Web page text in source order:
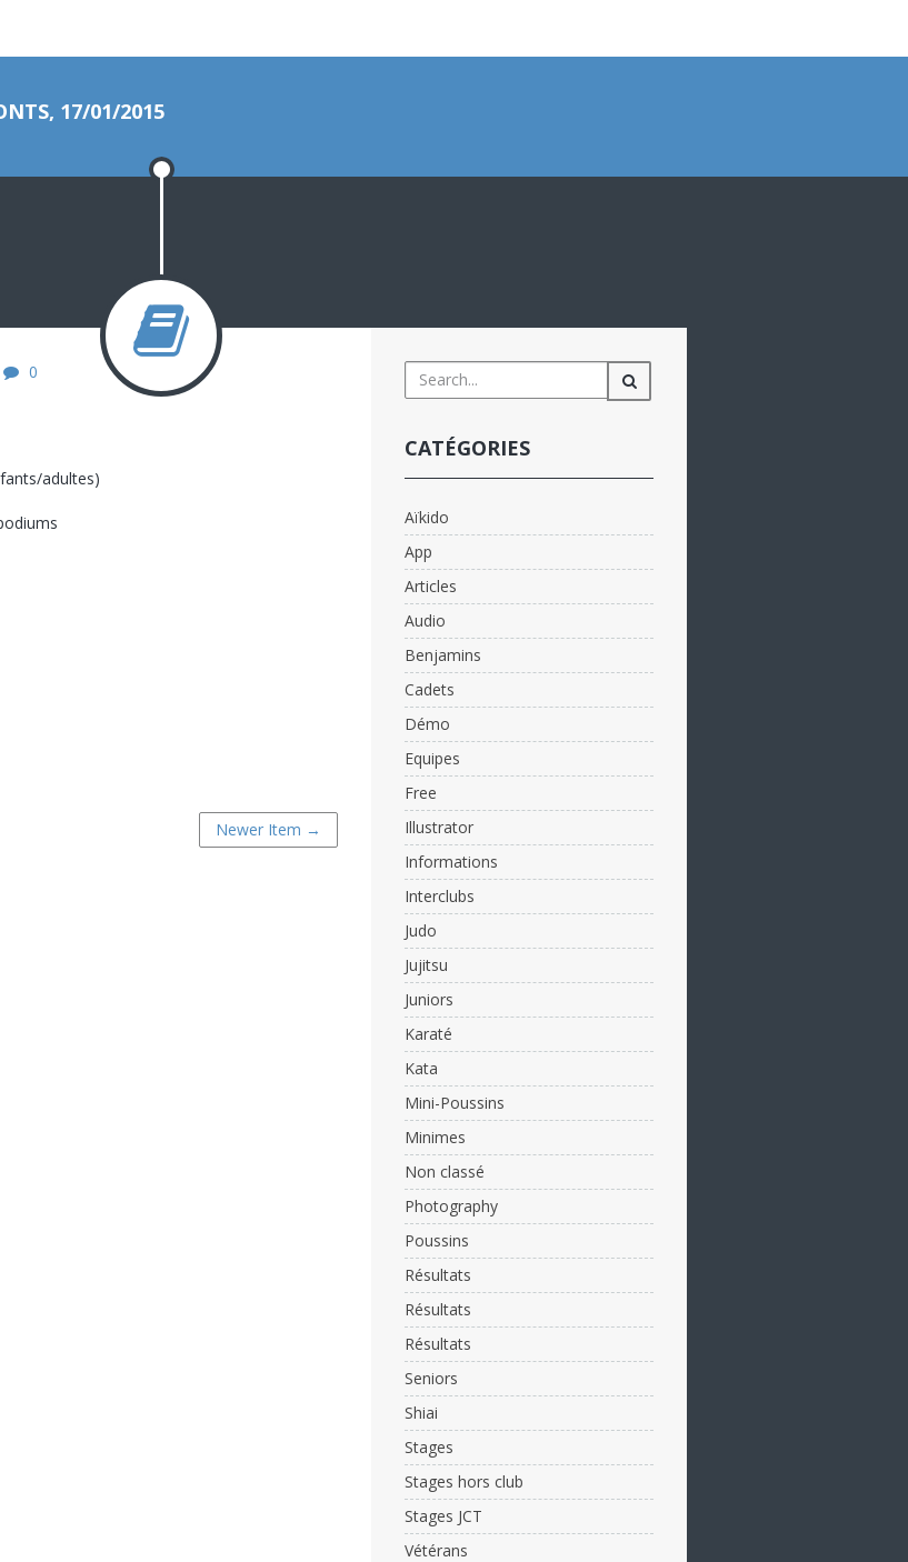
17/01/2015
0
adultes)
Newer Item →
CATÉGORIES
Aïkido
App
Articles
Audio
Benjamins
Cadets
Démo
Equipes
Free
Illustrator
Informations
Interclubs
Judo
Jujitsu
Juniors
Karaté
Kata
Mini-Poussins
Minimes
Non classé
Photography
Poussins
Résultats
Résultats
Résultats
Seniors
Shiai
Stages
Stages hors club
Stages JCT
Vétérans